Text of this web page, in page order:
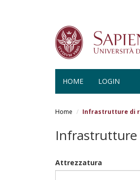
HOME LOGIN
Home Infrastrutture di
Infrastrutture
Attrezzatura